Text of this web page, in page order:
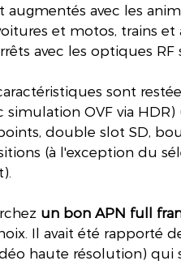
augmentés avec les
et motos, trains et
avec les optiques RF
sont
simulation OVF via HDR)
double slot SD,
(à l'exception du
un bon APN full
Il avait été rapporté
haute résolution) qui